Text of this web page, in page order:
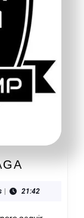
LAURA
21:42